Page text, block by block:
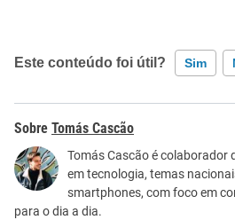
Este conteúdo foi útil? Sim
Este conteúdo contém informação
Este conteúdo não tem a
Outro
Tomás Cascão
Tomás Cascão é colaborador
em tecnologia, temas
smartphones, com foco em
para o dia a dia.